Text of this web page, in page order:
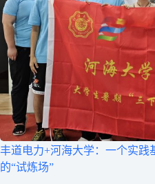
丰道电力+河海大学：一个实践
的“试炼场”